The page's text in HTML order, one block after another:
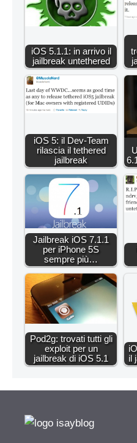
iOS 5.1.1: in arrivo il
jailbreak untethered
iOS 5: il Dev-Team
rilascia il tethered
jailbreak
Jailbreak iOS 7.1.1
per iPhone 5S
sempre più…
Pod2g: trovati tutti gli
exploit per un
jailbreak di iOS 5.1
il